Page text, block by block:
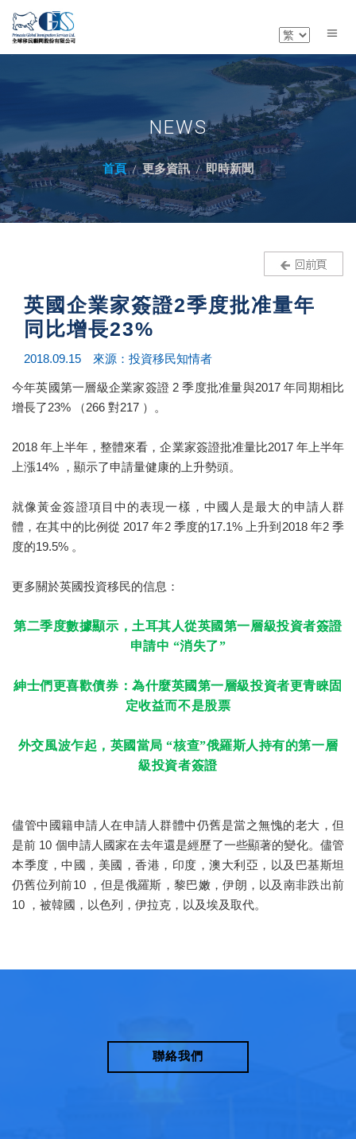
NEWS
首頁 更多資訊 即時新聞
英國企業家簽證2季度批准量年
同比增長23%
2018.09.15 來源：投資移民知情者
今年英國第一層級企業家簽證 2 季度批准量與2017 年同期相比
增長了23% （266 對217 ）。
2018 年上半年，整體來看，企業家簽證批准量比2017 年上半年
上漲14% ，顯示了申請量健康的上升勢頭。
就像黃金簽證項目中的表現一樣，中國人是最大的申請人群
體，在其中的比例從 2017 年2 季度的17.1% 上升到2018 年2 季
度的19.5% 。
更多關於英國投資移民的信息：
第二季度數據顯示，土耳其人從英國第一層級投資者簽證
申請中 “消失了”
紳士們更喜歡債券：為什麼英國第一層級投資者更青睞固
定收益而不是股票
外交風波乍起，英國當局 “核查”俄羅斯人持有的第一層
級投資者簽證
儘管中國籍申請人在申請人群體中仍舊是當之無愧的老大，但
是前 10 個申請人國家在去年還是經歷了一些顯著的變化。儘管
本季度，中國，美國，香港，印度，澳大利亞，以及巴基斯坦
仍舊位列前10 ，但是俄羅斯，黎巴嫩，伊朗，以及南非跌出前
10 ，被韓國，以色列，伊拉克，以及埃及取代。
聯絡我們